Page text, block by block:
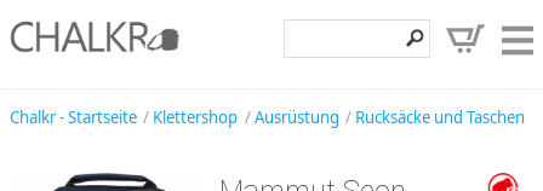
Klettershop
Chalkr - Startseite Klettershop Ausrüstung Rucksäcke und Taschen